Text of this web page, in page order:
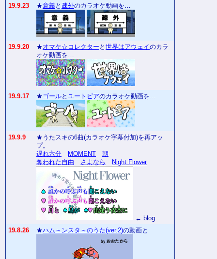
19.9.23 ★意義と 疎外のカラオケ動画を…
19.9.20 ★オマケ☆コレクター と 世界はアウェイのカラ
オケ動画を…
19.9.17 ★ゴールと ユートピアのカラオケ動画を…
19.9.9
★うたスキの6曲(カラオケ字幕付加)を再アッ
プ。
遅れ六分
MOMENT
朝
奪われた自由
さよなら Night Flower
← blog
19.8.26
★ハム～ンスタ～のうた(ver.2)の動画と